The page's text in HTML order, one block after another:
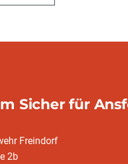
Sicher für
Freindorf
2b